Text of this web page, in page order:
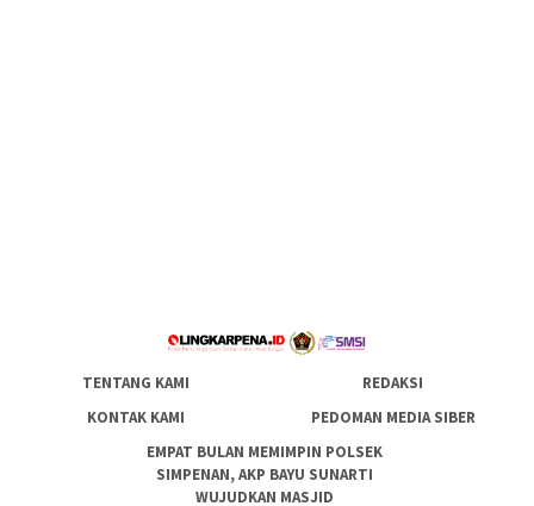
TENTANG KAMI
REDAKSI
KONTAK KAMI
PEDOMAN MEDIA SIBER
EMPAT BULAN MEMIMPIN POLSEK
SIMPENAN, AKP BAYU SUNARTI
WUJUDKAN MASJID